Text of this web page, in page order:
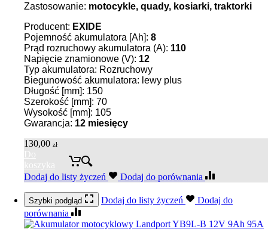
Zastosowanie: motocykle, quady, kosiarki, traktorki
Producent: EXIDE
Pojemność akumulatora [Ah]: 8
Prąd rozruchowy akumulatora (A): 110
Napięcie znamionowe (V): 12
Typ akumulatora: Rozruchowy
Biegunowość akumulatora: lewy plus
Długość [mm]: 150
Szerokość [mm]: 70
Wysokość [mm]: 105
Gwarancja: 12 miesięcy
130,00 zł
Do
koszyka
Dodaj do listy życzeń
Dodaj do porównania
Szybki podgląd Dodaj do listy życzeń
Dodaj do
porównania